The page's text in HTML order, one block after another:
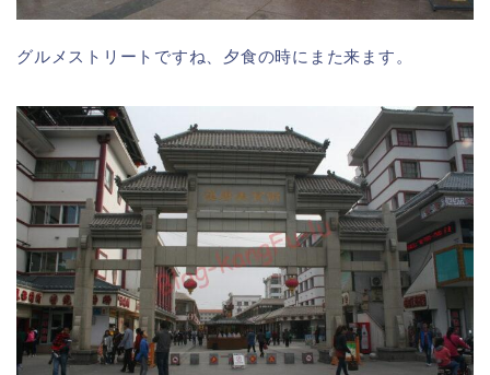
グルメストリートですね、夕食の時にまた来ます。